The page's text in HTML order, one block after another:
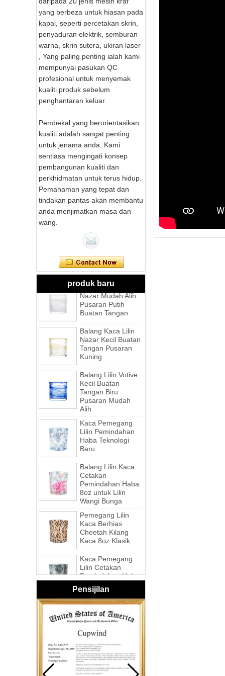
yang berbeza untuk hiasan pada
kapal, seperti percetakan skrin,
penyaduran elektrik, semburan
warna, skrin sutera, ukiran laser
, Yang paling penting ialah kami
mempunyai pasukan QC
profesional untuk menyemak
kualiti produk sebelum
penghantaran keluar.
Pembekal yang berorientasikan
kualiti adalah sangat penting
untuk jenama anda. Kami
sentiasa mengingati konsep
pembangunan kualiti dan
perkhidmatan untuk terus hidup.
Pemahaman yang tepat dan
tindakan pantas akan membantu
anda menjimatkan masa dan
wang.
produk baru
Balang Kaca Lilin
Nazar Mudah Alih
Jambu Diejuk
Balang Kaca Lilin
Nazar Mudah Alih
Pusaran Putih
Buatan Tangan
Balang Kaca Lilin
Nazar Kecil Buatan
Tangan Pusaran
Kuning
Balang Lilin Votive
Kecil Buatan
Tangan Biru
Pusaran Mudah
Alih
Kaca Pemegang
Lilin Pemindahan
Haba Teknologi
Baru
Balang Lilin Kaca
Cetakan
Pemindahan Haba
8oz untuk Lilin
Wangi Bunga
Pemegang Lilin
Kaca Berhias
Cheetah Kilang
Kaca 8oz Klasik
Kaca Pemegang
Lilin Cetakan
Pemindahan Haba
Teknologi Baru -
Galaxy
Balang Kaca Lilin
Pusaran Merah
Jambu Diejuk
Balang Kaca Lilin
Nazar Mudah Alih
Pusaran Putih
Buatan Tangan
Pensijilan